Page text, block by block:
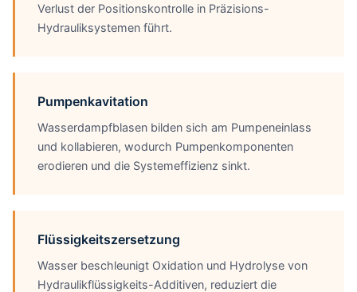
Verlust der Positionskontrolle in Präzisions-
Hydrauliksystemen führt.
Pumpenkavitation
Wasserdampfblasen bilden sich am Pumpeneinlass
und kollabieren, wodurch Pumpenkomponenten
erodieren und die Systemeffizienz sinkt.
Flüssigkeitszersetzung
Wasser beschleunigt Oxidation und Hydrolyse von
Hydraulikflüssigkeits-Additiven, reduziert die